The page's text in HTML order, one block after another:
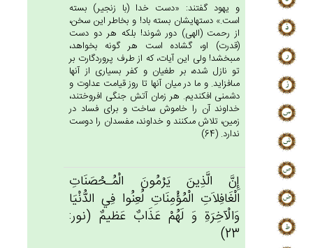
و يهود گفتند: «دست خدا (با زنجير) بسته
است.» دستهايشان بسته باد! و بخاطر اين سخن،
از رحمت (الهى) دور شوند! بلكه هر دو دست
(قدرت) او، گشاده است هر گونه بخواهد،
مى‏بخشد! ولى اين آيات، كه از طرف پروردگارت بر
تو نازل شده، بر طغيان و كفر بسيارى از آنها
مى‏افزايد. و ما در ميان آنها تا روز قيامت عداوت و
دشمنى افكنديم. هر زمان آتش جنگى افروختند،
خداوند آن را خاموش ساخت و براى فساد در
زمين، تلاش مى‏كنند و خداوند، مفسدان را دوست
ندارد. (64)
إِن‌َّ الَّذِين‌َ يَرْمُون‌َ الْمُـحْصَنَات‌ِ
الْغَافِلاَت‌ِ الْمُؤْمِنَات‌ِ لُعِنُوا فِي‌ الدُّنْيَا
وَالْآخِرَة‌ِ وَ لَهُم‌ْ عَذَاب‌ٌ عَظيم‌ٌ (نور:
23)